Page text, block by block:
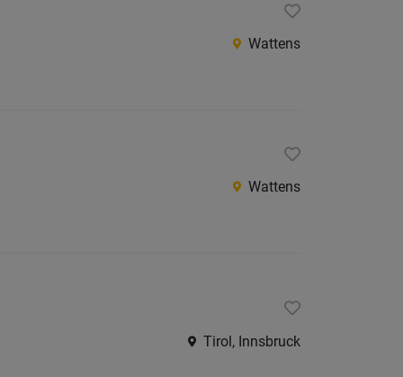
Wattens
Wattens
Tirol, Innsbruck